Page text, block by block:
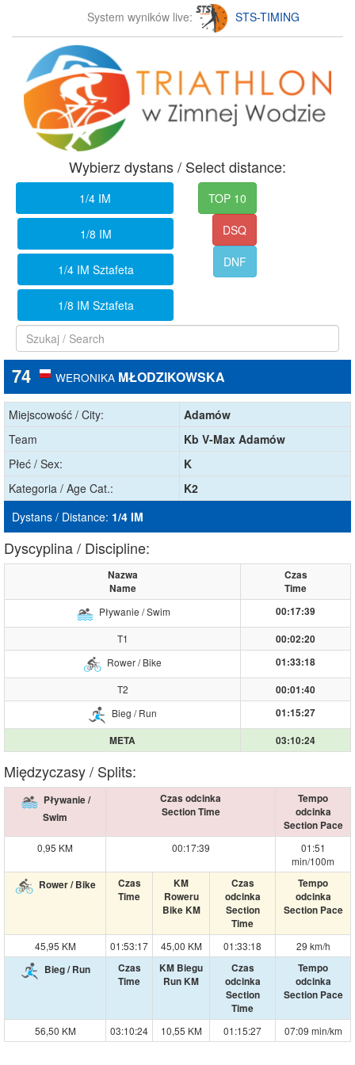
System wyników live: STS-TIMING
Wybierz dystans / Select distance:
1/4 IM
1/8 IM
1/4 IM Sztafeta
1/8 IM Sztafeta
TOP 10
DSQ
DNF
74 WERONIKA MŁODZIKOWSKA
Miejscowość / City:
Adamów
Team
Kb V-Max Adamów
Płeć / Sex:
K
Kategoria / Age Cat.:
K2
Dystans / Distance: 1/4 IM
Dyscyplina / Discipline:
Nazwa
Name
Czas
Time
Pływanie / Swim
00:17:39
T1
00:02:20
Rower / Bike
01:33:18
T2
00:01:40
Bieg / Run
01:15:27
META 03:10:24
Międzyczasy / Splits:
Pływanie /
Swim
Czas odcinka
Section Time
Tempo
odcinka
Section Pace
0,95 KM
00:17:39
01:51
min/100m
Rower / Bike
Czas
Time
KM
Roweru
Bike KM
Czas
odcinka
Section
Time
Tempo
odcinka
Section Pace
45,95 KM 01:53:17 45,00 KM 01:33:18
29 km/h
Bieg / Run
Czas
Time
KM Biegu
Run KM
Czas
odcinka
Section
Time
Tempo
odcinka
Section Pace
56,50 KM 03:10:24 10,55 KM 01:15:27 07:09 min/km